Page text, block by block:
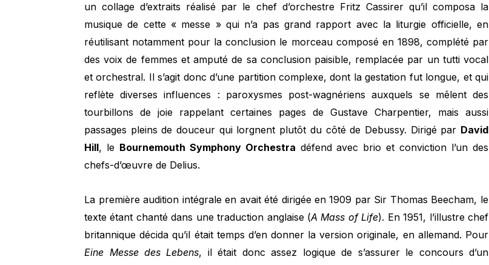
un collage d’extraits réalisé par le chef d’orchestre Fritz Cassirer qu’il composa la
musique de cette « messe » qui n’a pas grand rapport avec la liturgie officielle, en
réutilisant notamment pour la conclusion le morceau composé en 1898, complété par
des voix de femmes et amputé de sa conclusion paisible, remplacée par un tutti vocal
et orchestral. Il s’agit donc d’une partition complexe, dont la gestation fut longue, et qui
reflète diverses influences : paroxysmes post-wagnériens auxquels se mêlent des
tourbillons de joie rappelant certaines pages de Gustave Charpentier, mais aussi
passages pleins de douceur qui lorgnent plutôt du côté de Debussy. Dirigé par David
Hill, le Bournemouth Symphony Orchestra défend avec brio et conviction l’un des
chefs-d’œuvre de Delius.
La première audition intégrale en avait été dirigée en 1909 par Sir Thomas Beecham, le
texte étant chanté dans une traduction anglaise (A Mass of Life). En 1951, l’illustre chef
britannique décida qu’il était temps d’en donner la version originale, en allemand. Pour
Eine Messe des Lebens, il était donc assez logique de s’assurer le concours d’un